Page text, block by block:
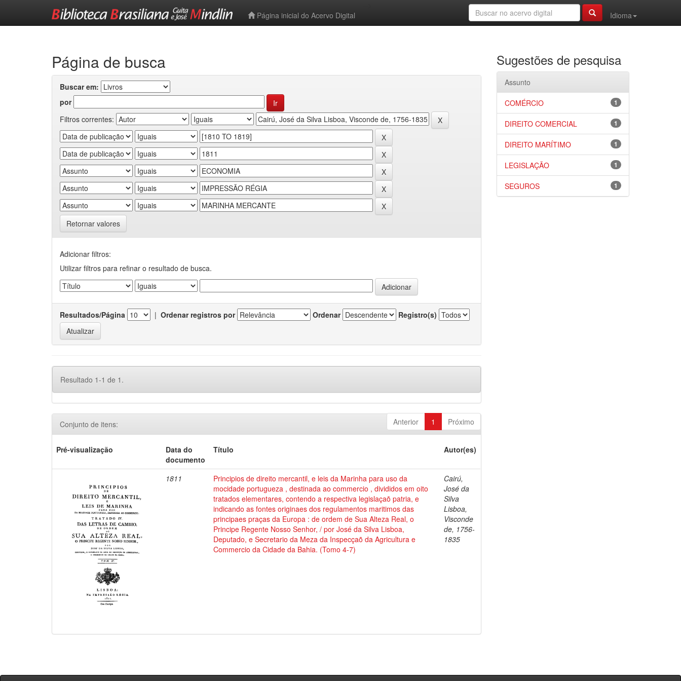
Página inicial do Acervo Digital
Idioma
Página de busca
Buscar em:
por
Filtros correntes:
Retornar valores
Adicionar filtros:
Utilizar filtros para refinar o resultado de busca.
Resultados/Página | Ordenar registros por Ordenar Registro(s)
Resultado 1-1 de 1.
Anterior 1 Próximo
Conjunto de itens:
Pré-visualização
Data do
documento
Título Autor(es)
1811
Principios de direito mercantil, e leis da Marinha para uso da
mocidade portugueza , destinada ao commercio , divididos em oito
tratados elementares, contendo a respectiva legislaçaõ patria, e
indicando as fontes originaes dos regulamentos maritimos das
principaes praças da Europa : de ordem de Sua Alteza Real, o
Principe Regente Nosso Senhor, / por José da Silva Lisboa,
Deputado, e Secretario da Meza da Inspecçaõ da Agricultura e
Commercio da Cidade da Bahia. (Tomo 4-7)
Cairú,
José da
Silva
Lisboa,
Visconde
de, 1756-
1835
Sugestões de pesquisa
Assunto
1
COMÉRCIO
1
DIREITO COMERCIAL
1
DIREITO MARÍTIMO
1
LEGISLAÇÃO
1
SEGUROS